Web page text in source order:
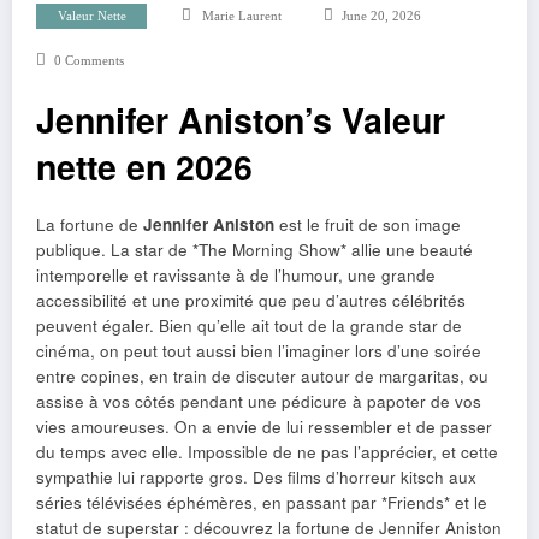
Valeur Nette Marie Laurent June 20, 2026
0 Comments
Jennifer Aniston’s Valeur
nette en 2026
La fortune de Jennifer Aniston est le fruit de son image
publique. La star de *The Morning Show* allie une beauté
intemporelle et ravissante à de l’humour, une grande
accessibilité et une proximité que peu d’autres célébrités
peuvent égaler. Bien qu’elle ait tout de la grande star de
cinéma, on peut tout aussi bien l’imaginer lors d’une soirée
entre copines, en train de discuter autour de margaritas, ou
assise à vos côtés pendant une pédicure à papoter de vos
vies amoureuses. On a envie de lui ressembler et de passer
du temps avec elle. Impossible de ne pas l’apprécier, et cette
sympathie lui rapporte gros. Des films d’horreur kitsch aux
séries télévisées éphémères, en passant par *Friends* et le
statut de superstar : découvrez la fortune de Jennifer Aniston